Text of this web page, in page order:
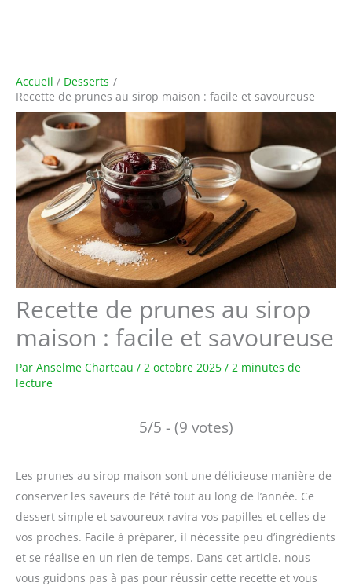
Accueil
Desserts
Recette de prunes au sirop maison : facile et savoureuse
Recette de prunes au sirop
maison : facile et savoureuse
Par Anselme Charteau / 2 octobre 2025 / 2 minutes de
lecture
5/5 - (9 votes)
Les prunes au sirop maison sont une délicieuse manière de
conserver les saveurs de l’été tout au long de l’année. Ce
dessert simple et savoureux ravira vos papilles et celles de
vos proches. Facile à préparer, il nécessite peu d’ingrédients
et se réalise en un rien de temps. Dans cet article, nous
vous guidons pas à pas pour réussir cette recette et vous